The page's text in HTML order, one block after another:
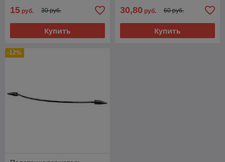
15 руб. 30 руб.
Купить
30,80 руб. 60 руб.
Купить
-12%